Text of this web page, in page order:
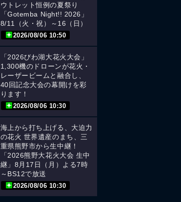
ウトレット恒例の夏祭り
「Gotemba Night!! 2026」
8/11（火・祝）～16（日）
2026/08/06 10:50
「2026びわ湖大花火大会」
1,300機のドローンが花火・
レーザービームと融合し、
40回記念大会の幕開けを彩
ります！
2026/08/06 10:30
海上から打ち上げる、大迫力
の花火 世界遺産のまち、三
重県熊野市から生中継！
「2026熊野大花火大会 生中
継」8月17日（月）よる7時
～BS12で放送
2026/08/06 10:30